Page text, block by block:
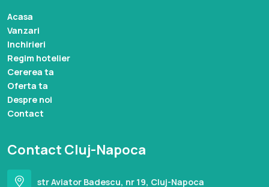
Acasa
Vanzari
Inchirieri
Regim hotelier
Cererea ta
Oferta ta
Despre noi
Contact
Contact Cluj-Napoca
str Aviator Badescu, nr 19, Cluj-Napoca